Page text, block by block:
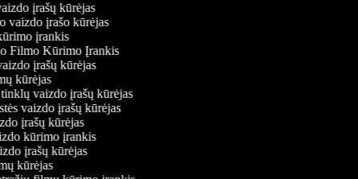
įrašų kūrėjas
vaizdo įrašo kūrėjas
įrankis
Filmo Kūrimo Įrankis
įrašų kūrėjas
kūrėjas
tinklų vaizdo įrašų kūrėjas
vaizdo įrašų kūrėjas
įrašų kūrėjas
kūrimo įrankis
įrašų kūrėjas
kūrėjas